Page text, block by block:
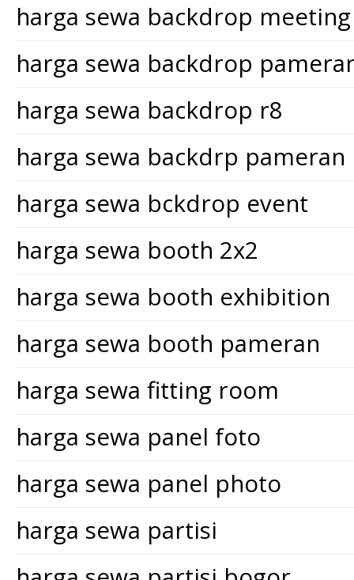
harga sewa backdrop meeting
harga sewa backdrop
harga sewa backdrop r8
harga sewa backdrp pameran
harga sewa bckdrop event
harga sewa booth 2x2
harga sewa booth exhibition
harga sewa booth pameran
harga sewa fitting room
harga sewa panel foto
harga sewa panel photo
harga sewa partisi